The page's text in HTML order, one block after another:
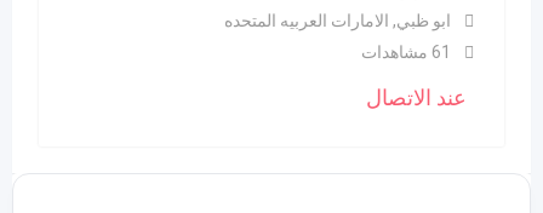
ابو ظبي, الامارات العربيه المتحده
61 مشاهدات
عند الاتصال